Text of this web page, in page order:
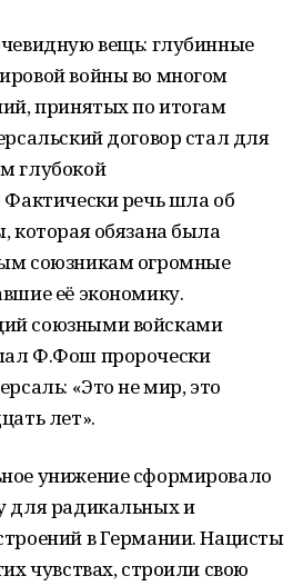
вещь: глубинные
войны во многом
принятых по итогам
договор стал для
глубокой
Фактически речь шла об
которая обязана была
союзникам огромные
её экономику.
союзными войсками
Ф.Фош пророчески
«Это не мир, это
лет».
унижение сформировало
для радикальных и
в Германии. Нацисты
чувствах, строили свою